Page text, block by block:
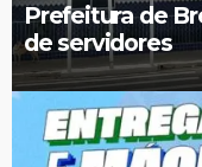
Prefeitura de
de servidores